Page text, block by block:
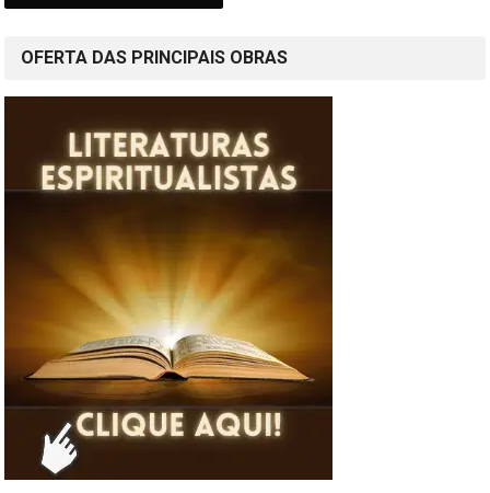
OFERTA DAS PRINCIPAIS OBRAS